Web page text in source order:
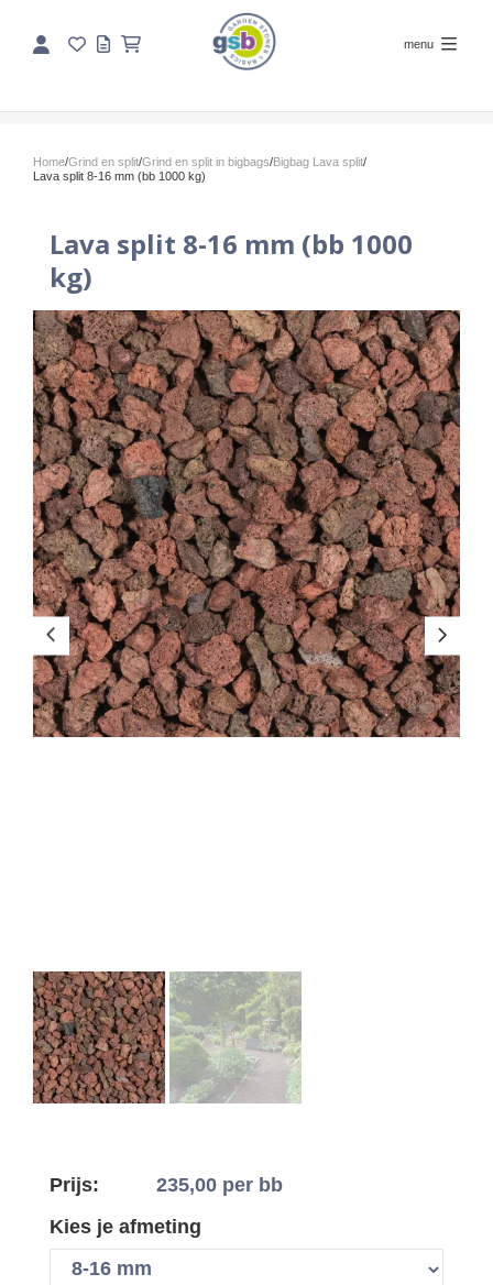
menu
Home/Grind en split/Grind en split in bigbags/Bigbag Lava split/
Lava split 8-16 mm (bb 1000 kg)
Lava split 8-16 mm (bb 1000
kg)
Prijs: 235,00 per bb
Kies je afmeting